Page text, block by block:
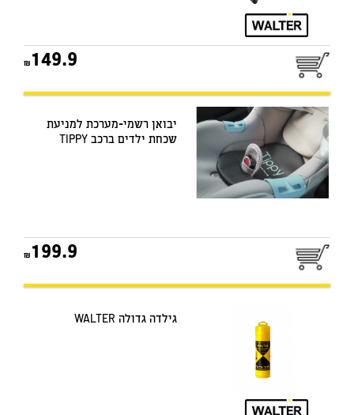
149.9
יבואן רשמי-מערכת למניעת
שכחת ילדים ברכב TIPPY
199.9
גילדה גדולה WALTER